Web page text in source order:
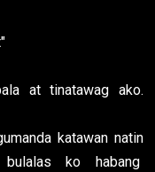
at tinatawag ako.
katawan natin
ko habang